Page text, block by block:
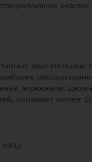
участие
жужжание,
поражает менее
изд.)